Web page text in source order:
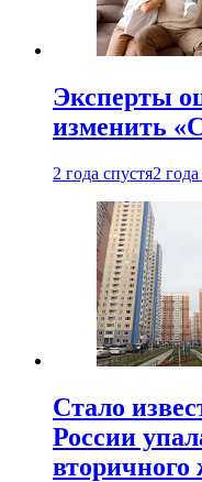
Эксперты
изменить
2 года спустя2
Стало
России
вторичного